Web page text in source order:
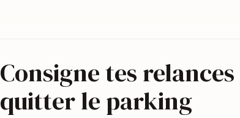
Consigne tes
quitter le parking